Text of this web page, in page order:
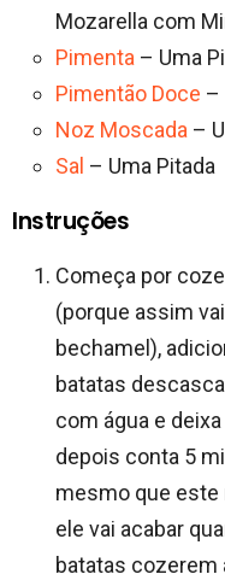
Mozarella com
Pimenta – Uma
Pimentão Doce –
Noz Moscada –
Sal – Uma Pitada
Instruções
Começa por
(porque assim
bechamel),
batatas
com água e
depois conta 5
mesmo que
ele vai acabar
batatas